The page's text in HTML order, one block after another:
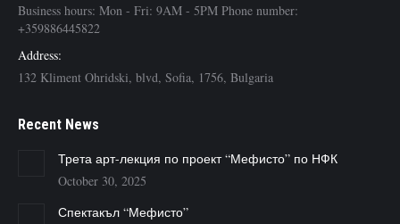
Business hours: Mon - Fri: 9AM - 5PM Phone number:
+359886445822
Address:
132 Kliment Ohridski, blvd, Sofia, 1756, Bulgaria
Recent News
Трета арт-лекция по проект “Мефисто” по НФК
October 30, 2025
Спектакъл “Мефисто”